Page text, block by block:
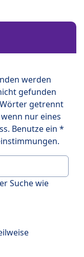
werden
gefunden
getrennt
nur eines
Benutze ein *
Suche wie